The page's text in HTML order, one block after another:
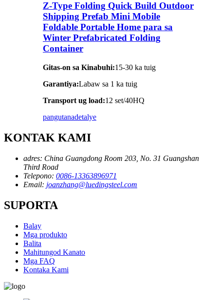
Z-Type Folding Quick Build Outdoor
Shipping Prefab Mini Mobile
Foldable Portable Home para sa
Winter Prefabricated Folding
Container
Gitas-on sa Kinabuhi:15-30 ka tuig
Garantiya:Labaw sa 1 ka tuig
Transport ug load:12 set/40HQ
pangutanadetalye
KONTAK KAMI
adres: China Guangdong Room 203, No. 31 Guangshan
Third Road
Telepono: 0086-13363896971
Email: joanzhang@luedingsteel.com
SUPORTA
Balay
Mga produkto
Balita
Mahitungod Kanato
Mga FAQ
Kontaka Kami